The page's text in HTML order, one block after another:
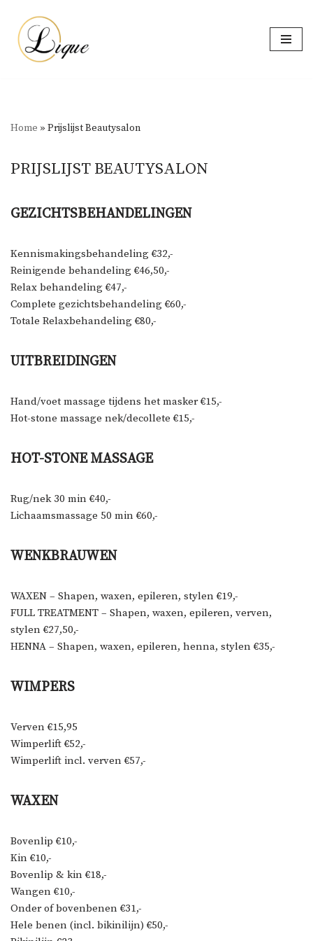
Ga
naar
Home » Prijslijst Beautysalon
PRIJSLIJST BEAUTYSALON
GEZICHTSBEHANDELINGEN
Kennismakingsbehandeling €32,-
Reinigende behandeling €46,50,-
Relax behandeling €47,-
Complete gezichtsbehandeling €60,-
Totale Relaxbehandeling €80,-
UITBREIDINGEN
Hand/voet massage tijdens het masker €15,-
Hot-stone massage nek/decollete €15,-
HOT-STONE MASSAGE
Rug/nek 30 min €40,-
Lichaamsmassage 50 min €60,-
WENKBRAUWEN
WAXEN – Shapen, waxen, epileren, stylen €19,-
FULL TREATMENT – Shapen, waxen, epileren, verven,
stylen €27,50,-
HENNA – Shapen, waxen, epileren, henna, stylen €35,-
WIMPERS
Verven €15,95
Wimperlift €52,-
Wimperlift incl. verven €57,-
WAXEN
Bovenlip €10,-
Kin €10,-
Bovenlip & kin €18,-
Wangen €10,-
Onder of bovenbenen €31,-
Hele benen (incl. bikinilijn) €50,-